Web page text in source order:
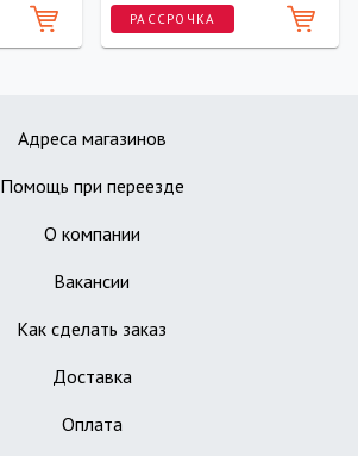
РАССРОЧКА
Адреса магазинов
Помощь при переезде
О компании
Вакансии
Как сделать заказ
Доставка
Оплата